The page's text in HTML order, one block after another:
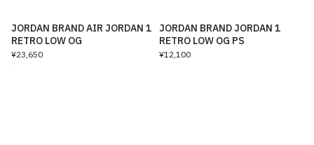
JORDAN BRAND AIR JORDAN 1
RETRO LOW OG
¥23,650
JORDAN BRAND JORDAN 1
RETRO LOW OG PS
¥12,100